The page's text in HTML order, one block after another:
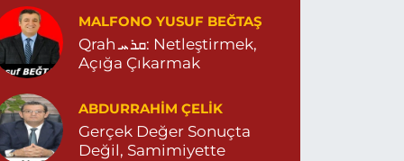
MEHMET SİNCAR PARKI YANI ZERGAN
HEKİMLİĞİ KARŞISI 04823121313
0 (482) 312 13 13 Yol Tarifi Al
Tema Eczanesi
MAHALLESİ NUSAYBİN CADDE NO:1 E
CD. ÖZEL İPEKYOLU HASTANESİ YANI
MALFONO YUSUF BEĞTAŞ
Qrah ܩܪܚ: Netleştirmek,
Açığa Çıkarmak
ABDURRAHIM ÇELİK
Gerçek Değer Sonuçta
Değil, Samimiyette